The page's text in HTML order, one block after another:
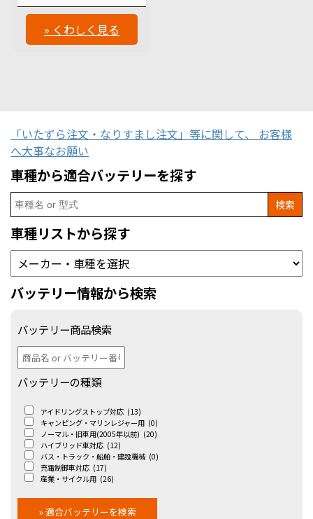
» くわしく見る
「いたずら注文・なりすまし注文」等に関して、 お客様
へ大事なお願い
車種から適合バッテリーを探す
Search
for:
車種リストから探す
バッテリー情報から検索
バッテリー商品検索
バッテリーの種類
アイドリングストップ対応 (13)
キャンピング・マリンレジャー用 (0)
ノーマル・旧車用(2005年以前) (20)
ハイブリッド車対応 (12)
バス・トラック・船舶・建設機械 (0)
充電制御車対応 (17)
産業・サイクル用 (26)